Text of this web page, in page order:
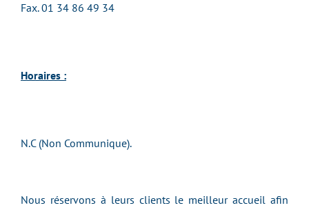
Fax. 01 34 86 49 34
Horaires :
N.C (Non Communique).
Nous réservons à leurs clients le meilleur accueil afin